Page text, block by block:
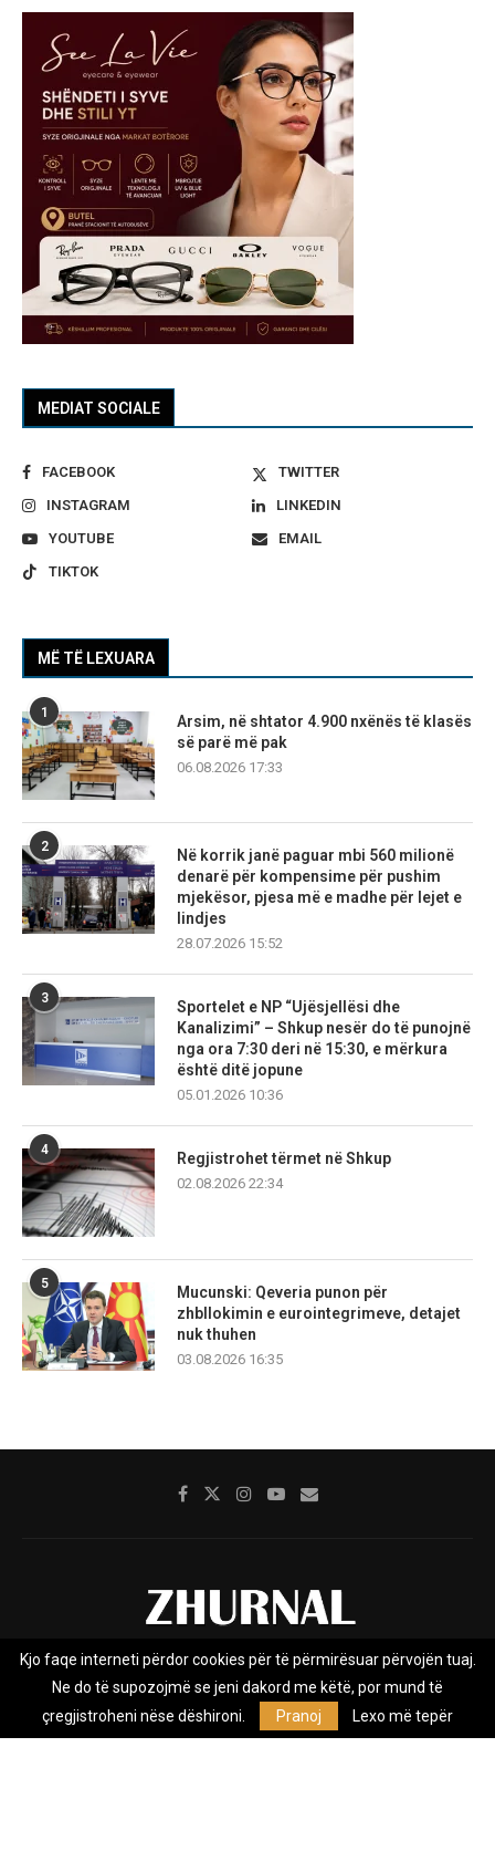
MEDIAT SOCIALE
FACEBOOK
TWITTER
INSTAGRAM
LINKEDIN
YOUTUBE
EMAIL
TIKTOK
MË TË LEXUARA
1
Arsim, në shtator 4.900 nxënës të klasës
së parë më pak
06.08.2026 17:33
2
Në korrik janë paguar mbi 560 milionë
denarë për kompensime për pushim
mjekësor, pjesa më e madhe për lejet e
lindjes
28.07.2026 15:52
3
Sportelet e NP “Ujësjellësi dhe
Kanalizimi” – Shkup nesër do të punojnë
nga ora 7:30 deri në 15:30, e mërkura
është ditë jopune
05.01.2026 10:36
4
Regjistrohet tërmet në Shkup
02.08.2026 22:34
5
Mucunski: Qeveria punon për
zhbllokimin e eurointegrimeve, detajet
nuk thuhen
03.08.2026 16:35
Rreth nesh Impresumi Marketing
Kontakt
Privacy Policy
Zhurnal.mk është Agjenci e Lajmeve e pavarur, e themeluar në vitin
Kjo faqe interneti përdor cookies për të përmirësuar përvojën tuaj.
Ne do të supozojmë se jeni dakord me këtë, por mund të
çregjistroheni nëse dëshironi.
Pranoj Lexo më tepër